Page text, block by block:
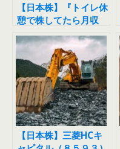
【日本株】『トイレ休
憩で株してたら月収
50万円になった件』
を読んでみました
【日本株】三菱HCキ